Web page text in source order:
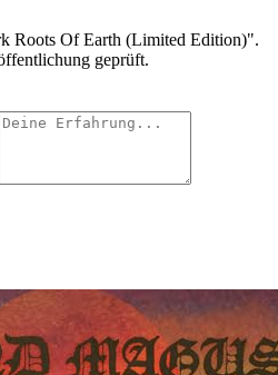
Roots Of Earth (Limited Edition)".
geprüft.